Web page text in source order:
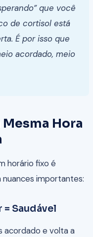
que você
de cortisol está
É por isso que
acordado, meio
Hora
horário fixo é
nuances importantes:
Saudável
acordado e volta a